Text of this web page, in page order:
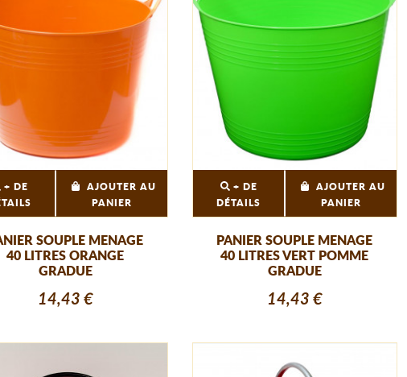
+ DE
AJOUTER AU
PANIER
SOUPLE MENAGE
40 LITRES ORANGE
GRADUE
14,43 €
+ DE
DÉTAILS
AJOUTER AU
PANIER
PANIER SOUPLE MENAGE
40 LITRES VERT POMME
GRADUE
14,43 €